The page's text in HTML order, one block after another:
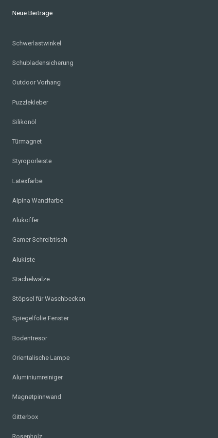
Neue Beiträge
Schwerlastwinkel
Schubladensicherung
Outdoor Vorhang
Puzzlekleber
Silikonöl
Türmagnet
Styroporleiste
Latexfarbe
Alpina Wandfarbe
Alukoffer
Gamer Schreibtisch
Alukiste
Stachelwalze
Stöpsel für Waschbecken
Spiegelfolie Fenster
Bodentresor
Orientalische Lampe
Aluminiumreiniger
Magnetpinnwand
Gitterbox
Rosenholz